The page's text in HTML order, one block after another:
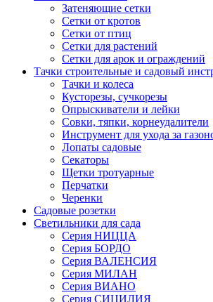
Затеняющие сетки
Сетки от кротов
Сетки от птиц
Сетки для растений
Сетки для арок и ограждений
Тачки строительные и садовый
Тачки и колеса
Кусторезы, сучкорезы
Опрыскиватели и лейки
Совки, тяпки, корнеудалители
Инструмент для ухода за
Лопаты садовые
Секаторы
Щетки тротуарные
Перчатки
Черенки
Садовые розетки
Светильники для сада
Серия НИЦЦА
Серия БОРДО
Серия ВАЛЕНСИЯ
Серия МИЛАН
Серия ВИАНО
Серия СИЦИЛИЯ